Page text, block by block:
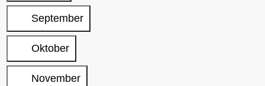
September
Oktober
November